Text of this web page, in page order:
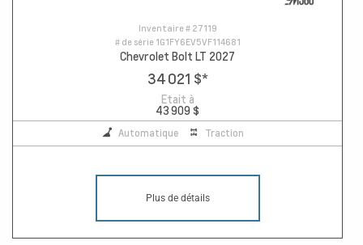
Inventaire # 27119
# de série 1G1FY6EV5VF114681
Chevrolet Bolt LT 2027
34 021 $*
Etait à
43 909 $
Automatique Traction
Plus de détails